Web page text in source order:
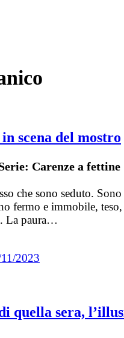
scena del mostro
Carenze a fettine
che sono seduto.
fermo e immobile,
La paura…
2023
quella sera,